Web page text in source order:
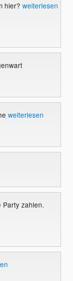
hier? weiterlesen
weiterlesen
Party zahlen.